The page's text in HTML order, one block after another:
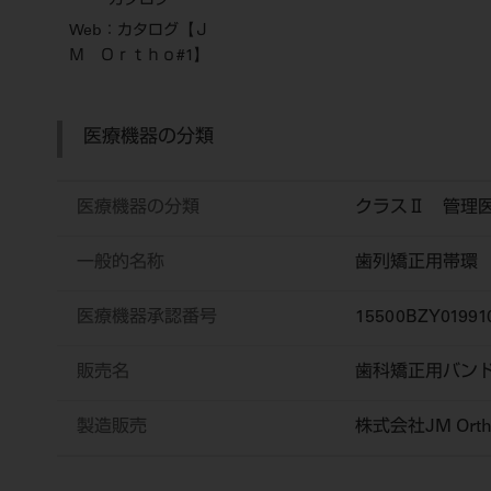
Web：カタログ【Ｊ
Ｍ Ｏｒｔｈｏ#1】
医療機器の分類
医療機器の分類 クラスⅡ 管理
一般的名称 歯列矯正用帯環
医療機器承認番号
販売名 歯科矯正用バン
製造販売 株式会社JM